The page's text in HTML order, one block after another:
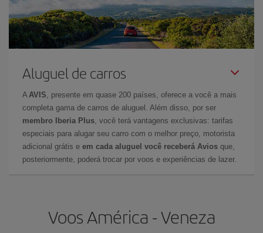
Aluguel de carros
A AVIS , presente em quase 200 países, oferece a você a mais
completa gama de carros de aluguel. Além disso, por ser
membro Iberia Plus , você terá vantagens exclusivas: tarifas
especiais para alugar seu carro com o melhor preço, motorista
adicional grátis e em cada aluguel você receberá Avios que,
posteriormente, poderá trocar por voos e experiências de lazer.
Voos América - Veneza